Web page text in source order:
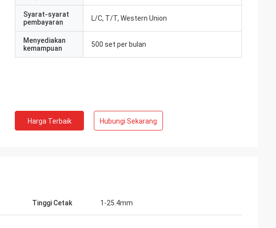
Syarat-syarat
pembayaran
L/C, T/T, Western Union
Menyediakan
kemampuan
500 set per bulan
Harga Terbaik Hubungi Sekarang
Tinggi Cetak 1-25.4mm